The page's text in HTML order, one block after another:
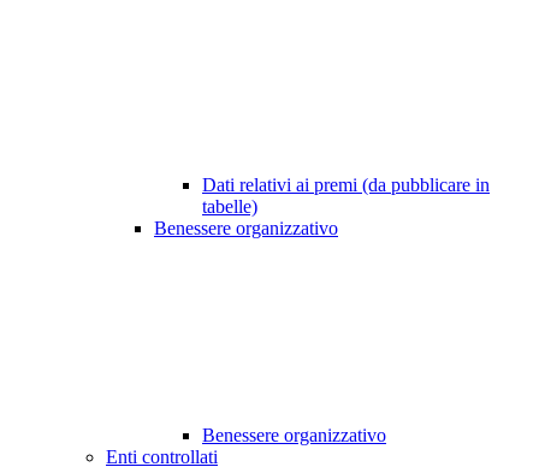
Dati relativi ai premi (da pubblicare in
tabelle)
Benessere organizzativo
Benessere organizzativo
Enti controllati